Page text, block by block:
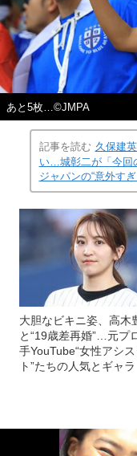
あと5枚…©JMPA
記事を読む 久保建
い…城彰二が「今回
ジャパンの“意外す
大胆なビキニ姿、高木
と“19歳差再婚”…元プ
手YouTube“女性アシ
ト”たちの人気とギャラ